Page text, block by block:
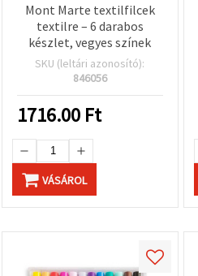
Mont Marte textilfilcek
textilre – 6 darabos
készlet, vegyes színek
SKU (leltári azonosító):
846056
1716.00 Ft
VÁSÁROL